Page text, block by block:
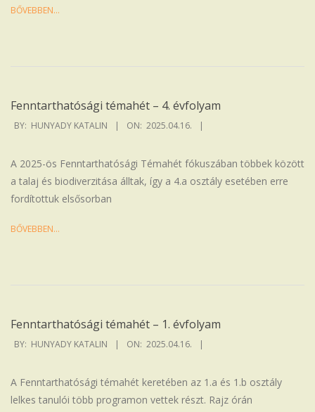
BŐVEBBEN…
Fenntarthatósági témahét – 4. évfolyam
2025-
BY: HUNYADY KATALIN ON: 2025.04.16.
A 2025-ös Fenntarthatósági Témahét fókuszában többek között
a talaj és biodiverzitása álltak, így a 4.a osztály esetében erre
fordítottuk elsősorban
BŐVEBBEN…
Fenntarthatósági témahét – 1. évfolyam
2025-
BY: HUNYADY KATALIN ON: 2025.04.16.
A Fenntarthatósági témahét keretében az 1.a és 1.b osztály
lelkes tanulói több programon vettek részt. Rajz órán